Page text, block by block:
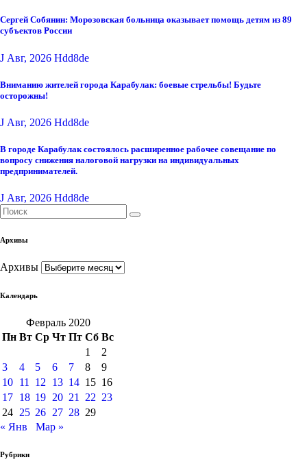
Сергей Собянин: Морозовская больница оказывает помощь детям из 89
субъектов России
J Авг, 2026 Hdd8de
Вниманию жителей города Карабулак: боевые стрельбы! Будьте
осторожны!
J Авг, 2026 Hdd8de
В городе Карабулак состоялось расширенное рабочее совещание по
вопросу снижения налоговой нагрузки на индивидуальных
предпринимателей.
J Авг, 2026 Hdd8de
Архивы
Архивы
Календарь
Февраль 2020
Пн Вт Ср Чт Пт Сб Вс
1
2
3
4 5 6 7 8
9
10 11 12 13 14 15 16
17 18 19 20 21 22 23
24 25 26 27 28 29
« Янв
Мар »
Рубрики